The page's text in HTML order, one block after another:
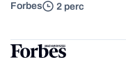
Forbes 2 perc